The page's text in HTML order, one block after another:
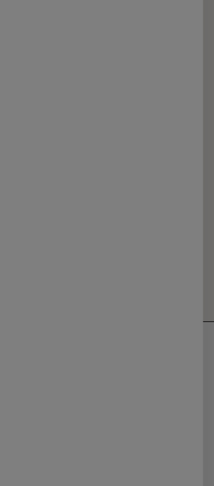
ventes découvertes du
de l’éducation, de
associatif, La MAIF croit
à l’entraide et au
une société plus
ensemble…